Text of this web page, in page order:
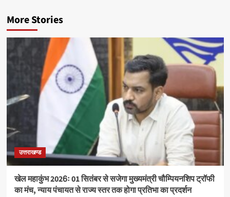
More Stories
उत्तराखण्ड
खेल महाकुंभ 2026ः 01 सितंबर से सजेगा मुख्यमंत्री चौम्पियनशिप ट्रॉफी
का मंच, न्याय पंचायत से राज्य स्तर तक होगा प्रतिभा का प्रदर्शन